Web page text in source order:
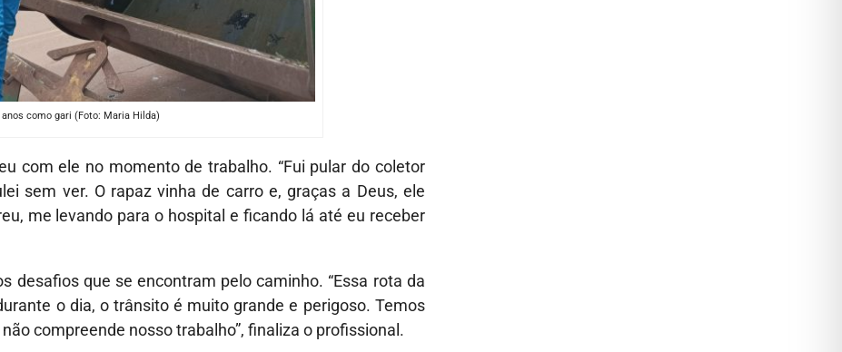
como gari (Foto: Maria Hilda)
com ele no momento de trabalho. “Fui pular do coletor
sem ver. O rapaz vinha de carro e, graças a Deus, ele
me levando para o hospital e ficando lá até eu receber
desafios que se encontram pelo caminho. “Essa rota da
o dia, o trânsito é muito grande e perigoso. Temos
compreende nosso trabalho”, finaliza o profissional.